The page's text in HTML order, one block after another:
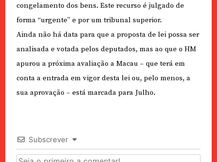
congelamento dos bens. Este recurso é julgado de
forma “urgente” e por um tribunal superior.
Ainda não há data para que a proposta de lei possa ser
analisada e votada pelos deputados, mas ao que o HM
apurou a próxima avaliação a Macau – que terá em
conta a entrada em vigor desta lei ou, pelo menos, a
sua aprovação – está marcada para Julho.
Subscrever